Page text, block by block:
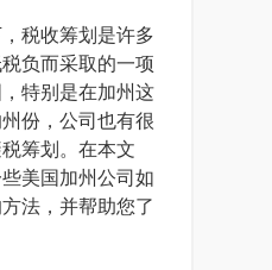
税收筹划是许多
负而采取的一项
特别是在加州这
份，公司也有很
筹划。在本文
美国加州公司如
法，并帮助您了